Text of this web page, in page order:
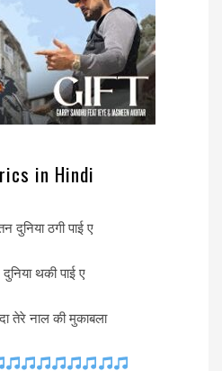
in Hindi
दुनिया ठगी पाई ए
थकी पाई ए
तेरे नाल की मुकाबला